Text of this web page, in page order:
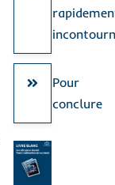
Pour
conclure